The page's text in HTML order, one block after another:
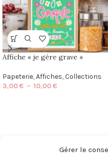
Gérer le
Affiche « je gère grave »
Papeterie,Affiches,Collections
3,00€ – 10,00€